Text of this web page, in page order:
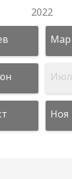
2022
Мар
Июл
Ноя